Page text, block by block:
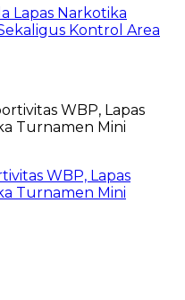
Lapas Narkotika
Kontrol Area
WBP, Lapas
Turnamen Mini